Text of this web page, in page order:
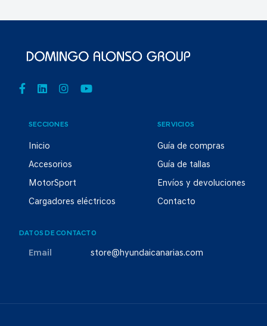
SECCIONES
Inicio
Accesorios
MotorSport
Cargadores eléctricos
SERVICIOS
Guía de compras
Guía de tallas
Envíos y devoluciones
Contacto
DATOS DE CONTACTO
Email store@hyundaicanarias.com